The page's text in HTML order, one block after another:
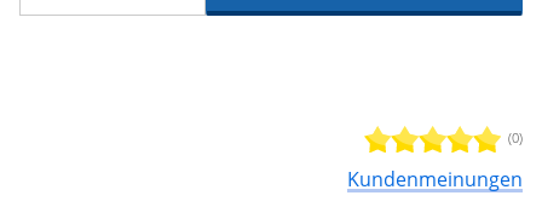
(0)
Kundenmeinungen